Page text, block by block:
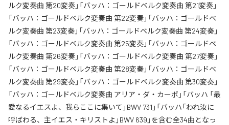
ルク変奏曲 第20変奏」「バッハ：ゴールドベルク変奏曲 第21変奏」
「バッハ：ゴールドベルク変奏曲 第22変奏」「バッハ：ゴールドベ
ルク変奏曲 第23変奏」「バッハ：ゴールドベルク変奏曲 第24変奏」
「バッハ：ゴールドベルク変奏曲 第25変奏」「バッハ：ゴールドベ
ルク変奏曲 第26変奏」「バッハ：ゴールドベルク変奏曲 第27変奏」
「バッハ：ゴールドベルク変奏曲 第28変奏」「バッハ：ゴールドベ
ルク変奏曲 第29変奏」「バッハ：ゴールドベルク変奏曲 第30変奏」
「バッハ：ゴールドベルク変奏曲 アリア・ダ・カーポ」「バッハ 「最
愛なるイエスよ、我らここに集いて」BWV 731」「バッハ「われ汝に
呼ばわる、主イエス・キリストよ」BWV 639」を含む全34曲となっ